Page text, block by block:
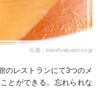
出典：travel.rakuten.co.jp
のレストランにて3つのメ
とができる。忘れられな